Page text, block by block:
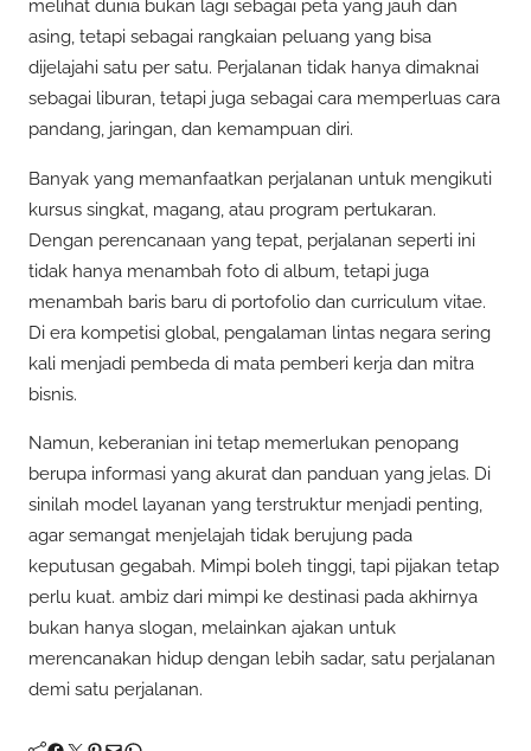
melihat dunia bukan lagi sebagai peta yang jauh dan
asing, tetapi sebagai rangkaian peluang yang bisa
dijelajahi satu per satu. Perjalanan tidak hanya dimaknai
sebagai liburan, tetapi juga sebagai cara memperluas cara
pandang, jaringan, dan kemampuan diri.
Banyak yang memanfaatkan perjalanan untuk mengikuti
kursus singkat, magang, atau program pertukaran.
Dengan perencanaan yang tepat, perjalanan seperti ini
tidak hanya menambah foto di album, tetapi juga
menambah baris baru di portofolio dan curriculum vitae.
Di era kompetisi global, pengalaman lintas negara sering
kali menjadi pembeda di mata pemberi kerja dan mitra
bisnis.
Namun, keberanian ini tetap memerlukan penopang
berupa informasi yang akurat dan panduan yang jelas. Di
sinilah model layanan yang terstruktur menjadi penting,
agar semangat menjelajah tidak berujung pada
keputusan gegabah. Mimpi boleh tinggi, tapi pijakan tetap
perlu kuat. ambiz dari mimpi ke destinasi pada akhirnya
bukan hanya slogan, melainkan ajakan untuk
merencanakan hidup dengan lebih sadar, satu perjalanan
demi satu perjalanan.